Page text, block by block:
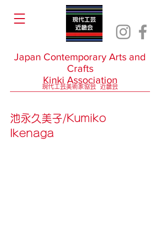
Japan Contemporary Arts and
Crafts
Kinki Association
現代工芸美術家協会 近畿会
池永久美子/Kumiko
Ikenaga